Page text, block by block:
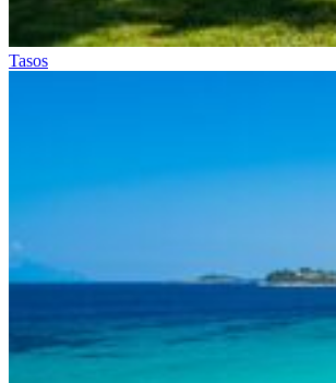
Tasos